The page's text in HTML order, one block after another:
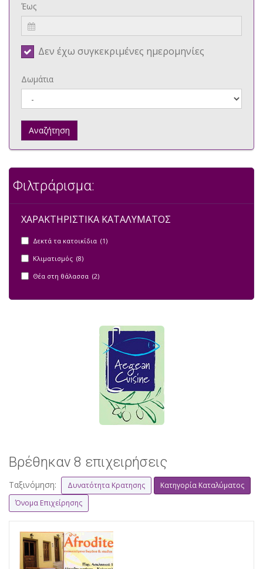
Έως
Δεν έχω συγκεκριμένες ημερομηνίες
Δωμάτια
Αναζήτηση
Φιλτράρισμα:
ΧΑΡΑΚΤΗΡΙΣΤΙΚΑ ΚΑΤΑΛΥΜΑΤΟΣ
Δεκτά τα κατοικίδια (1)
Κλιματισμός (8)
Θέα στη θάλασσα (2)
Βρέθηκαν 8 επιχειρήσεις
Ταξινόμηση: Δυνατότητα Κρατησης
Κατηγορία Καταλύματος
Όνομα Επιχείρησης